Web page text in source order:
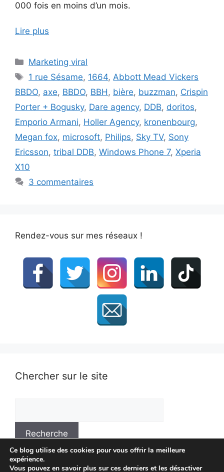
000 fois en moins d’un mois.
Lire plus
Catégories
Marketing viral
Étiquettes
1 rue Sésame, 1664, Abbott Mead Vickers
BBDO, axe, BBDO, BBH , bière, buzzman, Crispin
Porter + Bogusky, Dare agency, DDB, doritos,
Emporio Armani, Holler Agency, kronenbourg,
Megan fox, microsoft, Philips, Sky TV, Sony
Ericsson, tribal DDB, Windows Phone 7, Xperia
X10
3 commentaires
Rendez-vous sur mes réseaux !
Chercher sur le site
Ce blog utilise des cookies pour vous offrir la meilleure
expérience.
Vous pouvez en savoir plus sur ces derniers et les désactiver